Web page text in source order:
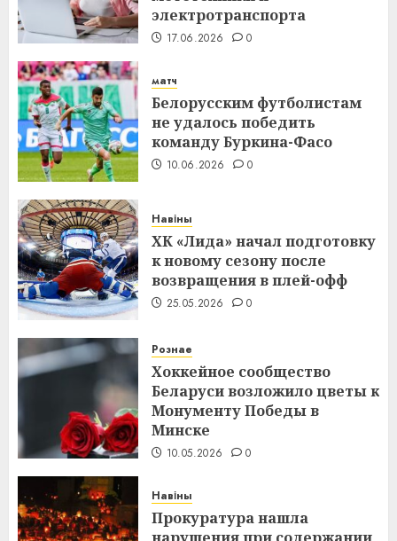
электротранспорта
17.06.2026 0
матч
Белорусским футболистам
не удалось победить
команду Буркина-Фасо
10.06.2026 0
Навіны
ХК «Лида» начал подготовку
к новому сезону после
возвращения в плей-офф
25.05.2026 0
Рознае
Хоккейное сообщество
Беларуси возложило цветы к
Монументу Победы в
Минске
10.05.2026 0
Навіны
Прокуратура нашла